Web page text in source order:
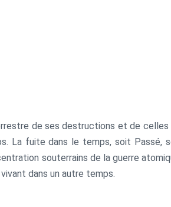
de ses destructions et de
La fuite dans le temps, soit Passé,
souterrains de la guerre
dans un autre temps.